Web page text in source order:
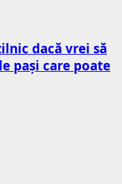
dacă vrei să
pași care poate